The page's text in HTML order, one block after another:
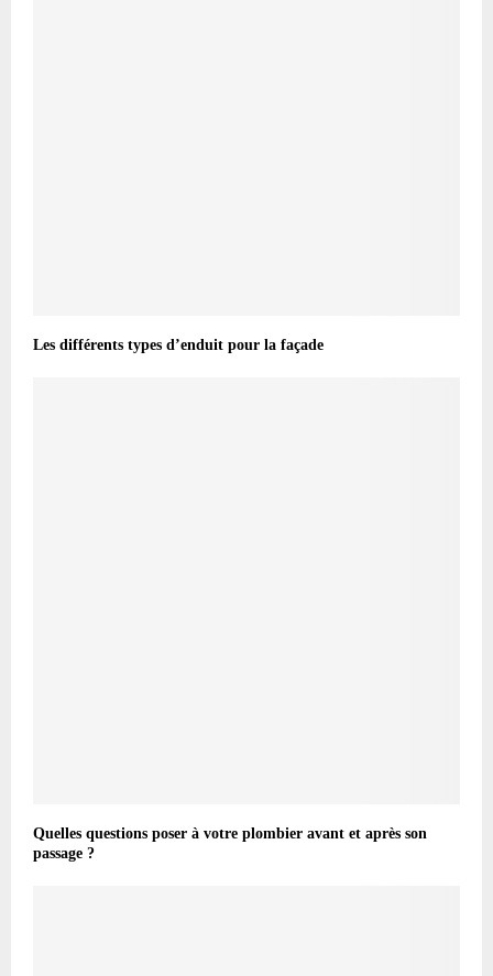
Les différents types d’enduit pour la façade
Quelles questions poser à votre plombier avant et après son
passage ?